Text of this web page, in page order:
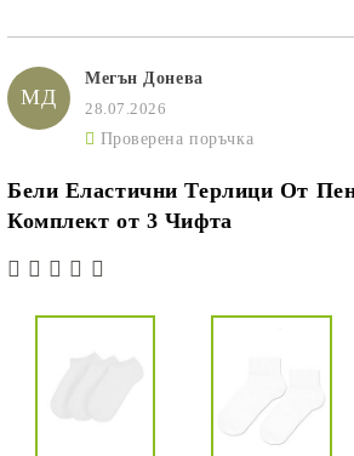
МД
Мегън Донева
28.07.2026
Проверена поръчка
Бели Еластични Терлици От
Комплект от 3 Чифта